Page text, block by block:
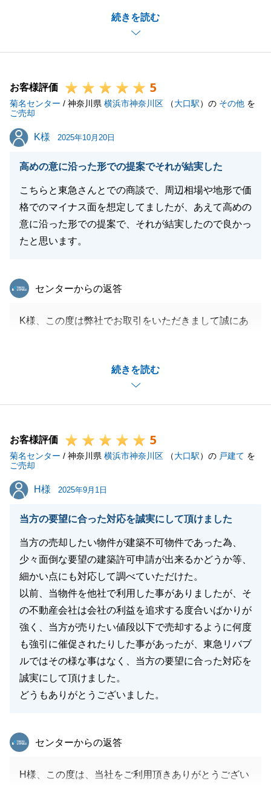
続きを読む
_以前よりエリア限定でマンションをご希望でした
が、ちょうど良いタイミングで条件に該当するマンシ
ョンの新規情報をいただき、すぐにご紹介、売買契約
_今後とも何か不動産でお困りごと等がございました
ら、お気軽にお申し付けください。
_引き続きよろしくお願いいたします。
閉じる
お客様評価 5
菊名センター / 神奈川県 横浜市神奈川区 （大口駅）の その他 を
ご売却
K様
K様 2025年10月20日
高めの意に沿った形での提案でそれが結実した
こちらと東急さんとでの商談で、周辺相場や地形で価
格でのマイナス面を想定してましたが、あえて高めの
意に沿った形での提案で、それが結実したので良かっ
たと思います。
続きを読む
東急リバブル
センターからの返答
K様、この度は弊社でお取引をいただきまして誠にあ
ががあったことは承知しておりましたので、無事にお
引き渡しを迎えることができ私も非常に嬉しい気持ち
で一杯です。
族に心より御礼申し上げます。
_今後とも何かお困りごとなどございましたら、お気
軽にご連絡くださいませ。
_引き続き何卒宜しくお願いいたします。
閉じる
お客様評価 5
菊名センター / 神奈川県 横浜市神奈川区 （大口駅）の 戸建て を
ご売却
H様
H様 2025年9月1日
当方の要望に合った対応を誠実にして頂けました
当方の売却したい物件が建築不可物件であった為、
少々面倒な要望の建築許可申請が出来るかどうか等、
細かい点にも対応して調べていただけた。
以前、当物件を他社で利用した事がありましたが、そ
の不動産会社は会社の利益を追求する度合いばかりが
強く、当方が売りたい値段以下で売却するように何度
も強引に催促されたりした事があったが、東急リバブ
ルではその様な事はなく、当方の要望に合った対応を
誠実にして頂けました。
どうもありがとうございました。
東急リバブル
センターからの返答
H様、この度は、当社をご利用頂きありがとうござい